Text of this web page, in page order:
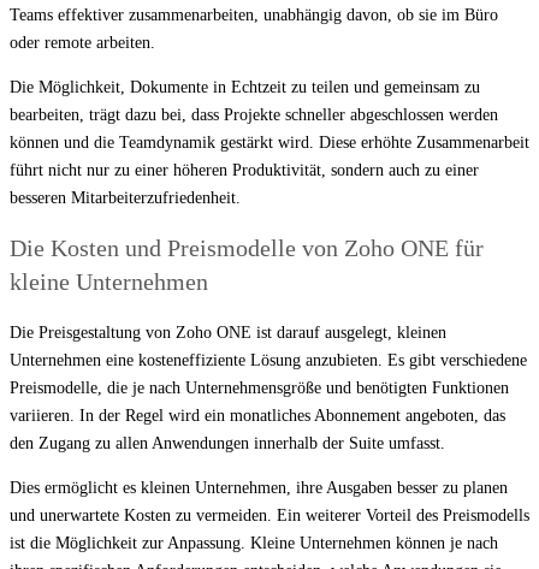
Teams effektiver zusammenarbeiten, unabhängig davon, ob sie im Büro
oder remote arbeiten.
Die Möglichkeit, Dokumente in Echtzeit zu teilen und gemeinsam zu
bearbeiten, trägt dazu bei, dass Projekte schneller abgeschlossen werden
können und die Teamdynamik gestärkt wird. Diese erhöhte Zusammenarbeit
führt nicht nur zu einer höheren Produktivität, sondern auch zu einer
besseren Mitarbeiterzufriedenheit.
Die Kosten und Preismodelle von Zoho ONE für
kleine Unternehmen
Die Preisgestaltung von Zoho ONE ist darauf ausgelegt, kleinen
Unternehmen eine kosteneffiziente Lösung anzubieten. Es gibt verschiedene
Preismodelle, die je nach Unternehmensgröße und benötigten Funktionen
variieren. In der Regel wird ein monatliches Abonnement angeboten, das
den Zugang zu allen Anwendungen innerhalb der Suite umfasst.
Dies ermöglicht es kleinen Unternehmen, ihre Ausgaben besser zu planen
und unerwartete Kosten zu vermeiden. Ein weiterer Vorteil des Preismodells
ist die Möglichkeit zur Anpassung. Kleine Unternehmen können je nach